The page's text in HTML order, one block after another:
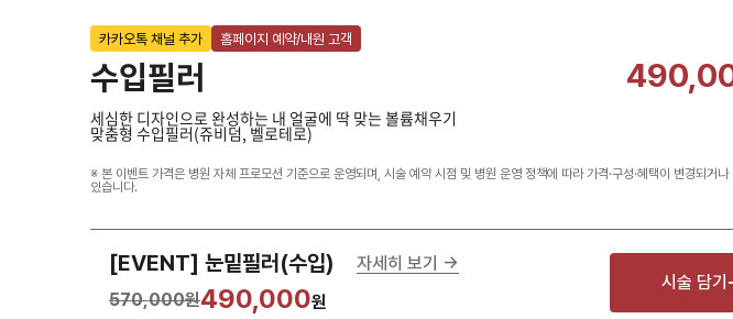
카카오톡 채널 추가 홈페이지 예약/내원 고객
수입필러
세심한 디자인으로 완성하는 내 얼굴에 딱 맞는 볼륨채우기
맞춤형 수입필러(쥬비덤, 벨로테로)
※ 본 이벤트 가격은 병원 자체 프로모션 기준으로 운영되며, 시술 예약 시점 및 병원 운영 정책에 따라 가격·구성·혜택이 변경되거나
있습니다.
[EVENT] 눈밑필러(수입)
자세히 보기 ->
570,000원490,000원
시술 담기
남은 시술/관리권